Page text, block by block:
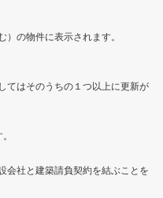
の物件に表示されます。
てはそのうちの１つ以上に更新が
会社と建築請負契約を結ぶことを